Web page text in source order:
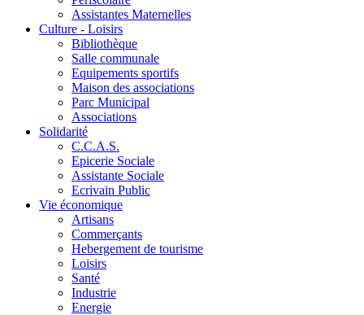
Assistantes Maternelles
Culture - Loisirs
Bibliothèque
Salle communale
Equipements sportifs
Maison des associations
Parc Municipal
Associations
Solidarité
C.C.A.S.
Epicerie Sociale
Assistante Sociale
Ecrivain Public
Vie économique
Artisans
Commerçants
Hebergement de tourisme
Loisirs
Santé
Industrie
Energie